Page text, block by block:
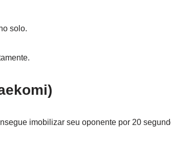
solo.
imobilizar seu oponente por 20